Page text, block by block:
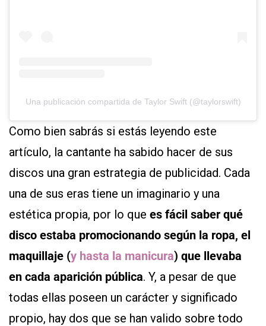
Una publicación compartida de Taylor Swift (@taylorswift)
Como bien sabrás si estás leyendo este
artículo, la cantante ha sabido hacer de sus
discos una gran estrategia de publicidad. Cada
una de sus eras tiene un imaginario y una
estética propia, por lo que es fácil saber qué
disco estaba promocionando según la ropa, el
maquillaje (y hasta la manicura) que llevaba
en cada aparición pública. Y, a pesar de que
todas ellas poseen un carácter y significado
propio, hay dos que se han valido sobre todo